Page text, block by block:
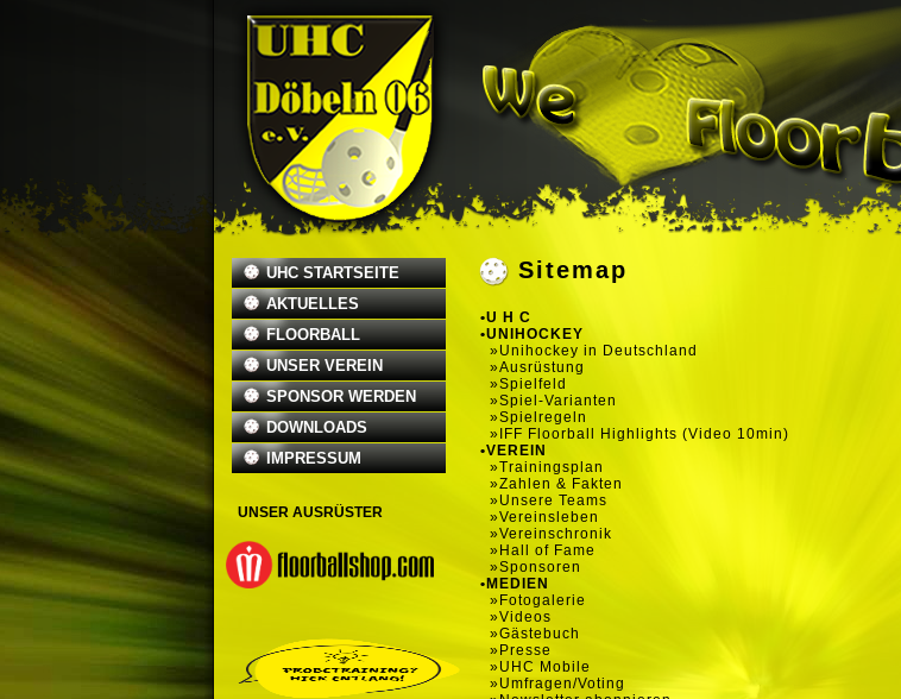
UHC STARTSEITE
AKTUELLES
FLOORBALL
UNSER VEREIN
SPONSOR WERDEN
DOWNLOADS
IMPRESSUM
UNSER AUSRÜSTER
Sitemap
•U H C
•UNIHOCKEY
»Unihockey in Deutschland
»Ausrüstung
»Spielfeld
»Spiel-Varianten
»Spielregeln
»IFF Floorball Highlights (Video 10min)
•VEREIN
»Trainingsplan
»Zahlen & Fakten
»Unsere Teams
»Vereinsleben
»Vereinschronik
»Hall of Fame
»Sponsoren
•MEDIEN
»Fotogalerie
»Videos
»Gästebuch
»Presse
»UHC Mobile
»Umfragen/Voting